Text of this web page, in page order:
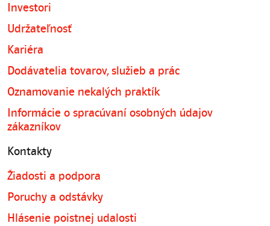
Investori
Udržateľnosť
Kariéra
Dodávatelia tovarov, služieb a prác
Oznamovanie nekalých praktík
Informácie o spracúvaní osobných údajov
zákazníkov
Kontakty
Žiadosti a podpora
Poruchy a odstávky
Hlásenie poistnej udalosti